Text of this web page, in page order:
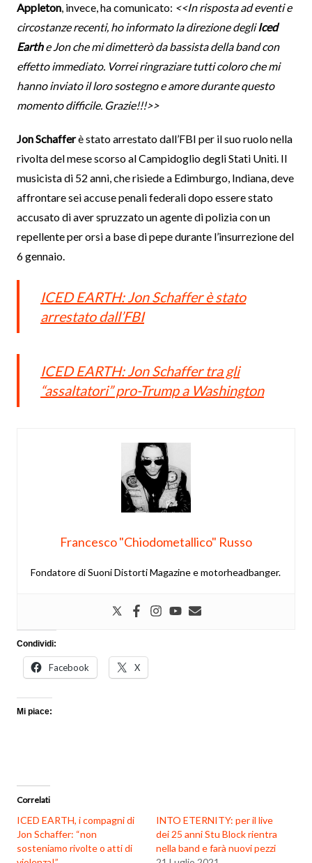
Appleton, invece, ha comunicato: <<In risposta ad eventi e
circostanze recenti, ho informato la direzione degliIced
Earthe Jon che mi dimetterò da bassista della band con
effetto immediato. Vorrei ringraziare tutti coloro che mi
hanno inviato il loro sostegno e amore durante questo
momento difficile. Grazie!!!>>
Jon Schafferè stato arrestato dall’FBI per il suo ruolo nella
rivolta del mese scorso al Campidoglio degli Stati Uniti. Il
musicista di 52 anni, che risiede a Edimburgo, Indiana, deve
affrontare sei accuse penali federali dopo essere stato
accusato di aver spruzzato un agente di polizia con un
repellente per orsi a base di pepe durante l’insurrezione del
6 gennaio.
ICED EARTH: Jon Schaffer è stato
arrestato dall’FBI
ICED EARTH: Jon Schaffer tra gli
“assaltatori” pro-Trump a Washington
Francesco "Chiodometallico" Russo
Fondatore di Suoni Distorti Magazine e motorheadbanger.
Condividi:
Facebook X
Mi piace:
Correlati
ICED EARTH, i compagni di
Jon Schaffer: “non
sosteniamo rivolte o atti di
INTO ETERNITY: per il live
dei 25 anni Stu Block rientra
nella band e farà nuovi pezzi